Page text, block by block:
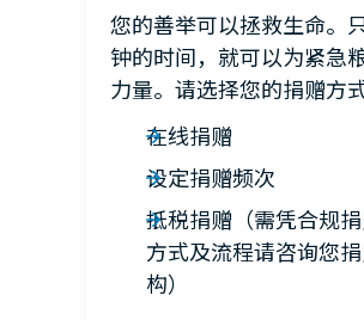
您的善举可以拯救生命。
钟的时间，就可以为紧急
力量。请选择您的捐赠方式
在线捐赠
设定捐赠频次
抵税捐赠（需凭合规
方式及流程请咨询您
构）